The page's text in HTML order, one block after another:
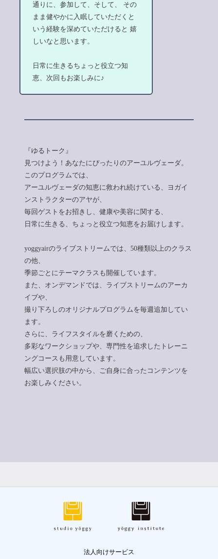
通りに、参加して、そして、 その
まま健やかに入眠していただくと
いう経験を深めていただけると 嬉
しいなと思います。
日常に生きるちょっと役立つ知
恵、次回もお楽しみに♪
『ゆるトーク』
見つけよう！あなたにぴったりのアーユルヴェーダ。
このプログラムでは、
アーユルヴェーダの知恵に救われ続けている、ヨガイ
ンストラクターのアヤが、
毎回ゲストをお招きし、健康や美容に関する、
日常に生きる、ちょっと役立つ知恵をお届けします。
yoggyairのライブストリームでは、50種類以上のクラス
の他、
季節ごとにテーマクラスも開催しています。
また、オンデマンドでは、ライブストリームのアーカ
イブや、
撮り下ろしのオリジナルプログラムを毎週追加してい
ます。
さらに、ライフスタイルを磨くための、
多彩なワークショップや、専門性を追求したトレーニ
ングコースも用意しています。
幅広い選択肢の中から、ご自身に合ったコンテンツを
お楽しみください。
法人向けサービス